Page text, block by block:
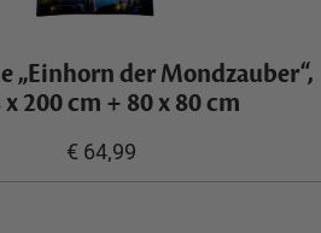
„Einhorn der Mondzauber“,
x 200 cm + 80 x 80 cm
€ 64,99